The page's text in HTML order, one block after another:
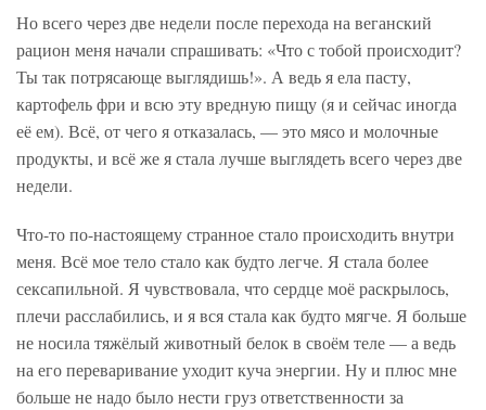
Но всего через две недели после перехода на веганский
рацион меня начали спрашивать: «Что с тобой происходит?
Ты так потрясающе выглядишь!». А ведь я ела пасту,
картофель фри и всю эту вредную пищу (я и сейчас иногда
её ем). Всё, от чего я отказалась, — это мясо и молочные
продукты, и всё же я стала лучше выглядеть всего через две
недели.
Что-то по-настоящему странное стало происходить внутри
меня. Всё мое тело стало как будто легче. Я стала более
сексапильной. Я чувствовала, что сердце моё раскрылось,
плечи расслабились, и я вся стала как будто мягче. Я больше
не носила тяжёлый животный белок в своём теле — а ведь
на его переваривание уходит куча энергии. Ну и плюс мне
больше не надо было нести груз ответственности за